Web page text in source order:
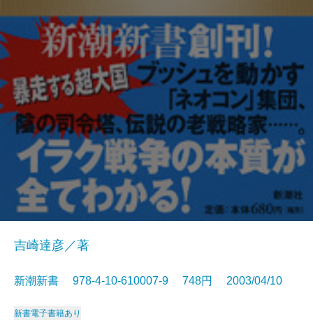
吉崎達彦／著
新潮新書 978-4-10-610007-9 748円 2003/04/10
新書電子書籍あり